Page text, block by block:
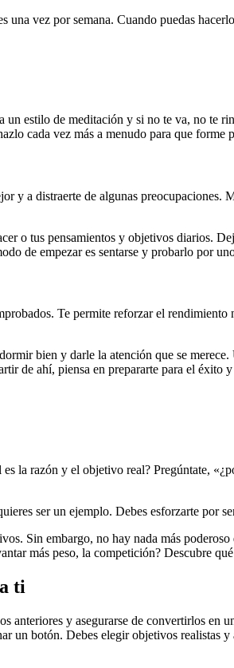
vez por semana. Cuando puedas
estilo de meditación y si no te va, no te
cada vez más a menudo para que forme
y a distraerte de algunas
o tus pensamientos y objetivos diarios.
de empezar es sentarse y probarlo por
Te permite reforzar el
bien y darle la atención que se
de ahí, piensa en prepararte para el éxito
la razón y el objetivo real? Pregúntate,
ser un ejemplo. Debes esforzarte por
Sin embargo, no hay nada más
más peso, la competición? Descubre
ti
anteriores y asegurarse de convertirlos
un botón. Debes elegir objetivos realistas